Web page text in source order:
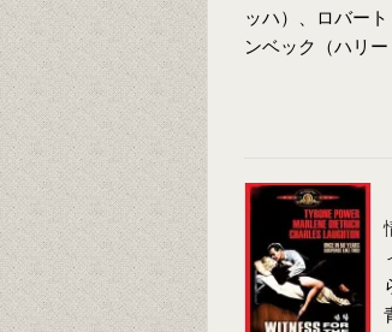
ッハ）、ロバー
ンベック（ハリ